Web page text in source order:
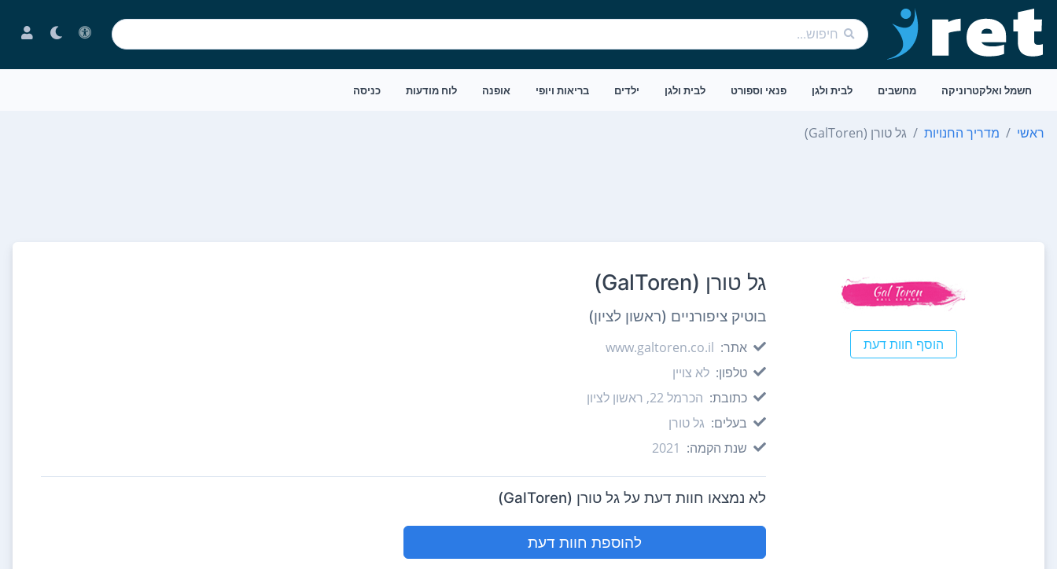
חשמל ואלקטרוניקה מחשבים לבית ולגן פנאי וספורט לבית ולגן ילדים בריאות ויופי אופנה לוח מודעות כניסה
ראשי מדריך החנויות גל טורן (GalToren)
הוסף חוות דעת
גל טורן (GalToren)
בוטיק ציפורניים (ראשון לציון)
אתר: www.galtoren.co.il
טלפון: לא צויין
כתובת: הכרמל 22, ראשון לציון
בעלים: גל טורן
שנת הקמה: 2021
לא נמצאו חוות דעת על גל טורן (GalToren)
להוספת חוות דעת